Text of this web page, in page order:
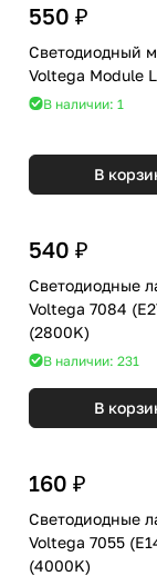
550 ₽
Светодиодный
Voltega Module
В наличии: 1
В
540 ₽
Светодиодные
Voltega 7084 (E27)
(2800K)
В наличии: 231
В
160 ₽
Светодиодные
Voltega 7055 (E14)
(4000K)